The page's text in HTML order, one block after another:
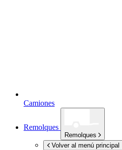
Camiones
Remolques
Remolques
Volver al menú principal